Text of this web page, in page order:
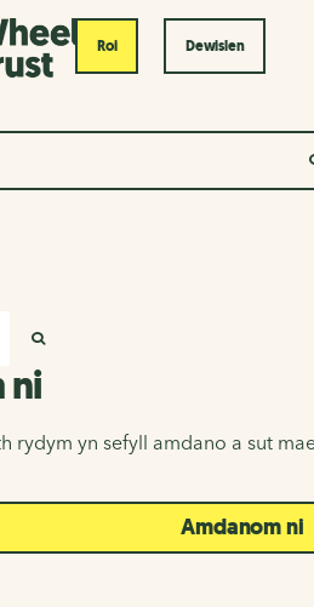
Roi Dewislen
ni
rydym yn sefyll amdano a sut
Amdanom ni